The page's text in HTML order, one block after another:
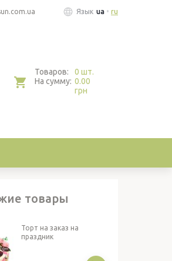
Язык ua ru
Товаров:
На сумму:
0 шт.
0.00
грн
товары
Торт на заказ на
праздник